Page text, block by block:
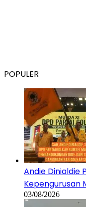
POPULER
Andie Dinialdie
Kepengurusan
03/08/2026